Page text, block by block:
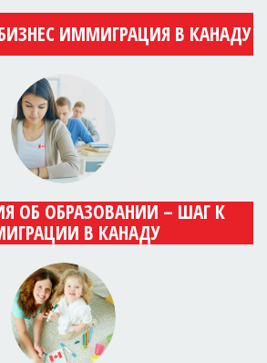
ИММИГРАЦИЯ В КАНАДУ
ОБ ОБРАЗОВАНИИ – ШАГ К
В КАНАДУ